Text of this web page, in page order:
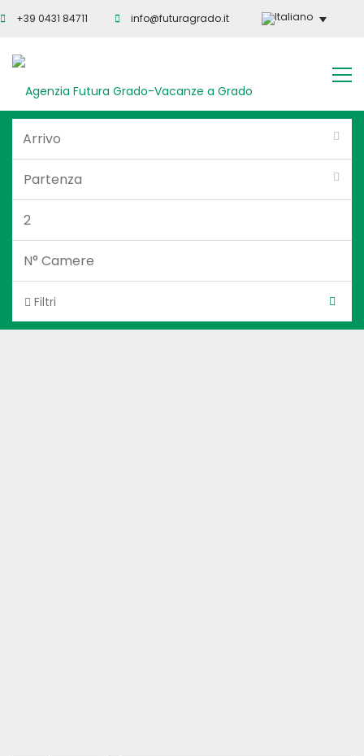
+39 0431 84711 info@futuragrado.it
Filtri